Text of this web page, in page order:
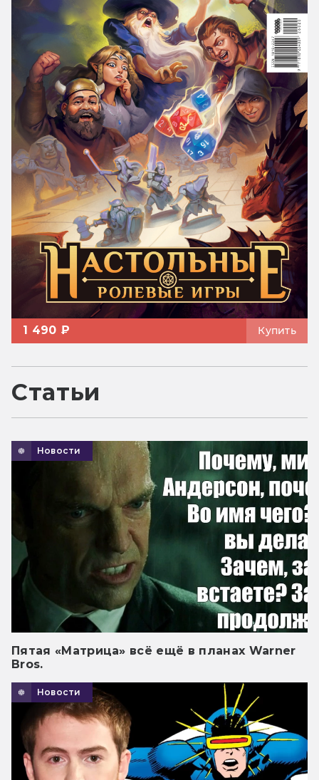
1 490 ₽ Купить
Статьи
Новости
Пятая «Матрица» всё ещё в планах Warner
Bros.
Новости